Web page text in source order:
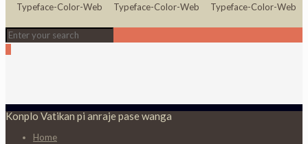
Konplo Vatikan pi anraje pase wanga
Home